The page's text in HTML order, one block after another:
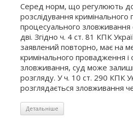
Серед норм, що регулюють
розслідування
процесуального
дві. Згідно ч. 4 ст. 81 КПК
заявлений повторно, має на
кримінального провадження і
зловживання, суд може
розгляду. У ч. 10 ст. 290 КПК
розглядається зловживання
Детальніше